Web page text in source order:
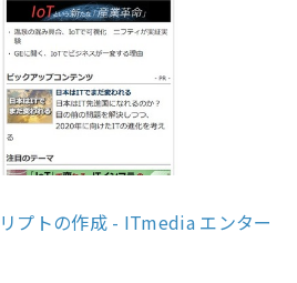
プトの作成 - ITmedia エンター